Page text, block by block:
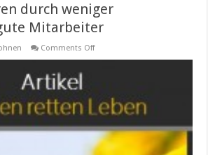
durch weniger
Mitarbeiter
Comments Offon
gute
Mitarbeiter